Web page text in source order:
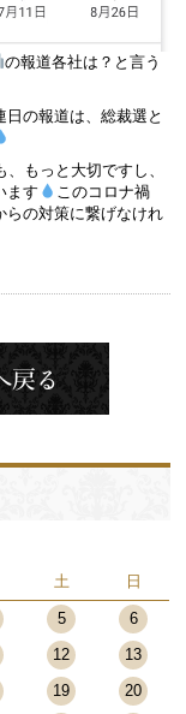
の報道各社は？と言う
の報道は、総裁選と
もっと大切ですし、
ます
このコロナ禍
らの対策に繋げなけれ
土 日
5
6
12
13
19
20